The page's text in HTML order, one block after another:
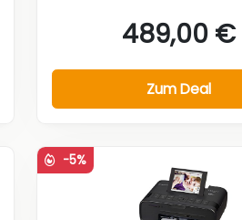
489,00 €
Zum Deal
-5%